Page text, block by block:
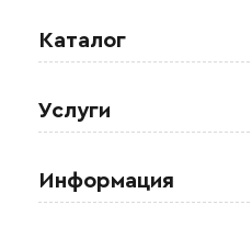
Каталог
Регулирующая аппаратура
Услуги
Информация